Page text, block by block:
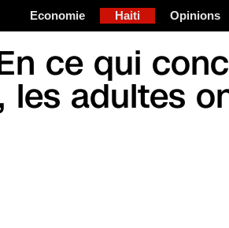
Economie Haiti Opinions
ce qui
les adultes